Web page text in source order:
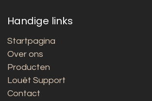
Handige links
Startpagina
Over ons
Producten
Louët Support
Contact